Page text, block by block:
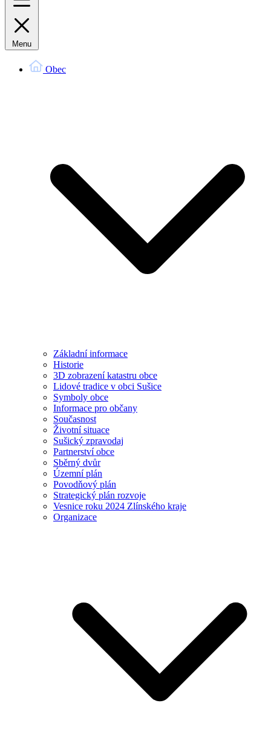
Menu
Obec
Základní informace
Historie
3D zobrazení katastru obce
Lidové tradice v obci Sušice
Symboly obce
Informace pro občany
Současnost
Životní situace
Sušický zpravodaj
Partnerství obce
Sběrný dvůr
Územní plán
Povodňový plán
Strategický plán rozvoje
Vesnice roku 2024 Zlínského kraje
Organizace